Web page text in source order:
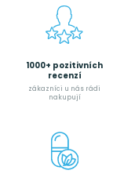
1000+ pozitivních
recenzí
zákazníci u nás rádi
nakupují